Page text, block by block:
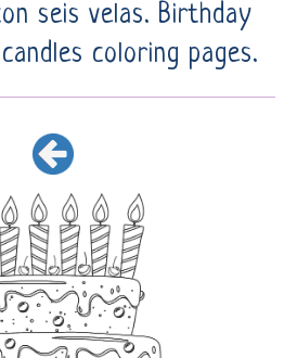
seis velas. Birthday
coloring pages.